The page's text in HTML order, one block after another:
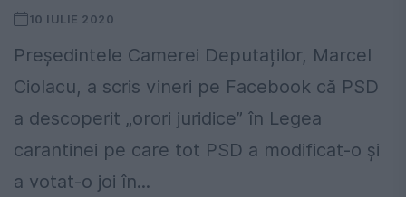
10 IULIE 2020
Președintele Camerei Deputaților, Marcel
Ciolacu, a scris vineri pe Facebook că PSD
a descoperit „orori juridice” în Legea
carantinei pe care tot PSD a modificat-o și
a votat-o joi în...